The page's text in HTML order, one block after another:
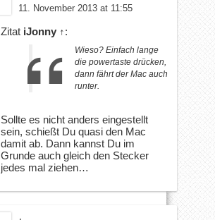
11. November 2013 at 11:55
Zitat iJonny ↑:
Wieso? Einfach lange
die powertaste drücken,
dann fährt der Mac auch
runter.
Sollte es nicht anders eingestellt
sein, schießt Du quasi den Mac
damit ab. Dann kannst Du im
Grunde auch gleich den Stecker
jedes mal ziehen…